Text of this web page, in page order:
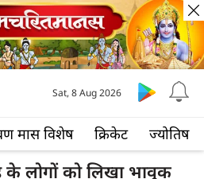
मास विशेष क्रिकेट ज्योतिष
Sat, 8 Aug 2026
के लोगों को लिखा भावुक